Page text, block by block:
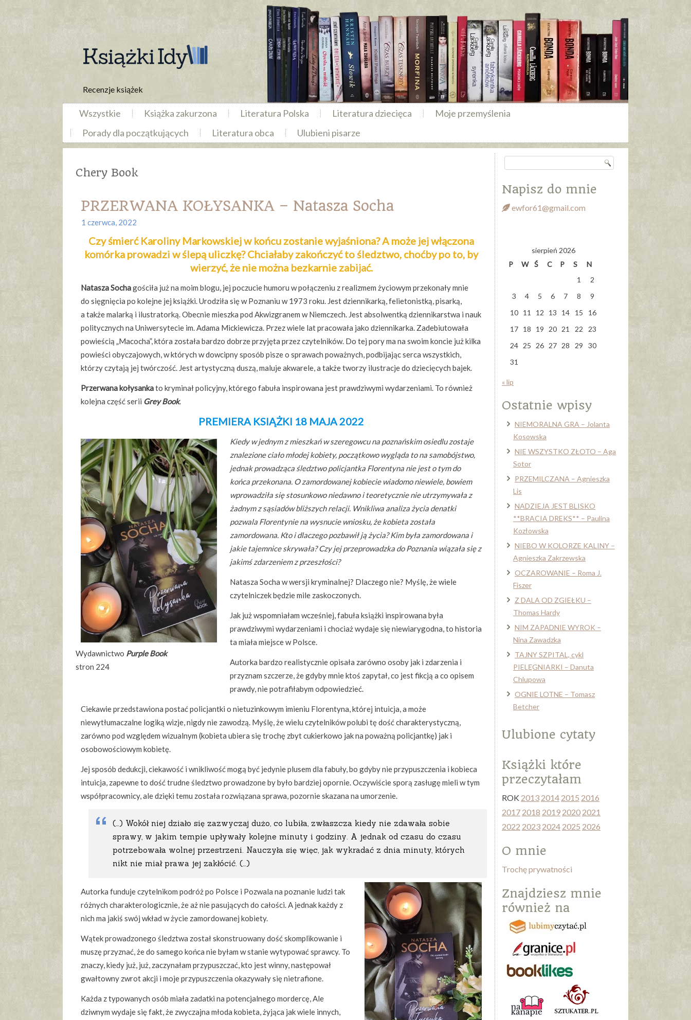
Recenzje książek
Wszystkie Książka zakurzona Literatura Polska Literatura dziecięca
Moje przemyślenia
Porady dla początkujących
Literatura obca Ulubieni pisarze
Chery Book
PRZERWANA KOŁYSANKA – Natasza Socha
1 czerwca, 2022
Czy śmierć Karoliny Markowskiej w końcu zostanie wyjaśniona? A może jej włączona
komórka prowadzi w ślepą uliczkę? Chciałaby zakończyć to śledztwo, choćby po to, by
wierzyć, że nie można bezkarnie zabijać.
Natasza Sochagościła już na moim blogu, jej poczucie humoru w połączeniu z realizmem życiowym przekonały mnie
do sięgnięcia po kolejne jej książki. Urodziła się w Poznaniu w 1973 roku. Jest dziennikarką, felietonistką, pisarką,
a także malarką i ilustratorką. Obecnie mieszka pod Akwizgranem w Niemczech. Jest absolwentką dziennikarstwa i nauk
politycznych na Uniwersytecie im. Adama Mickiewicza. Przez wiele lat pracowała jako dziennikarka. Zadebiutowała
powieścią „Macocha”, która została bardzo dobrze przyjęta przez czytelników. Do tej pory ma na swoim koncie już kilka
powieści obyczajowych, w których w dowcipny sposób pisze o sprawach poważnych, podbijając serca wszystkich,
którzy czytają jej twórczość. Jest artystyczną duszą, maluje akwarele, a także tworzy ilustracje do dziecięcych bajek.
Przerwana kołysankato kryminał policyjny, którego fabuła inspirowana jest prawdziwymi wydarzeniami. To również
kolejna część serii Grey Book.
PREMIERA KSIĄŻKI 18 MAJA 2022
Wydawnictwo Purple Book
stron 224
Kiedy w jednym z mieszkań w szeregowcu na poznańskim osiedlu zostaje
znalezione ciało młodej kobiety, początkowo wygląda to na samobójstwo,
jednak prowadząca śledztwo policjantka Florentyna nie jest o tym do
końca przekonana. O zamordowanej kobiecie wiadomo niewiele, bowiem
wprowadziła się stosunkowo niedawno i teoretycznie nie utrzymywała z
żadnym z sąsiadów bliższych relacji. Wnikliwa analiza życia denatki
pozwala Florentynie na wysnucie wniosku, że kobieta została
zamordowana. Kto i dlaczego pozbawił ją życia? Kim była zamordowana i
jakie tajemnice skrywała? Czy jej przeprowadzka do Poznania wiązała się z
jakimś zdarzeniem z przeszłości?
Natasza Socha w wersji kryminalnej? Dlaczego nie? Myślę, że wiele
czytelniczek będzie mile zaskoczonych.
Jak już wspomniałam wcześniej, fabuła książki inspirowana była
prawdziwymi wydarzeniami i chociaż wydaje się niewiarygodna, to historia
ta miała miejsce w Polsce.
Autorka bardzo realistycznie opisała zarówno osoby jak i zdarzenia i
przyznam szczerze, że gdyby mnie ktoś zapytał, co jest fikcją a co opisem
prawdy, nie potrafiłabym odpowiedzieć.
Ciekawie przedstawiona postać policjantki o nietuzinkowym imieniu Florentyna, której intuicja, a może
niewytłumaczalne logiką wizje, nigdy nie zawodzą. Myślę, że wielu czytelników polubi tę dość charakterystyczną,
zarówno pod względem wizualnym (kobieta ubiera się trochę zbyt cukierkowo jak na poważną policjantkę) jak i
osobowościowym kobietę.
Jej sposób dedukcji, ciekawość i wnikliwość mogą być jedynie plusem dla fabuły, bo gdyby nie przypuszczenia i kobieca
intuicja, zapewne to dość trudne śledztwo prowadzone by było bardziej opornie. Oczywiście sporą zasługę mieli w tym
współpracownicy, ale dzięki temu została rozwiązana sprawa, pozornie skazana na umorzenie.
(…) Wokół niej działo się zazwyczaj dużo, co lubiła, zwłaszcza kiedy nie zdawała sobie
sprawy, w jakim tempie upływały kolejne minuty i godziny. A jednak od czasu do czasu
potrzebowała wolnej przestrzeni. Nauczyła się więc, jak wykradać z dnia minuty, których
nikt nie miał prawa jej zakłócić. (…)
Autorka funduje czytelnikom podróż po Polsce i Pozwala na poznanie ludzi tak
różnych charakterologicznie, że aż nie pasujących do całości. A jednak każdy z
nich ma jakiś swój wkład w życie zamordowanej kobiety.
Wątek prowadzonego śledztwa został skonstruowany dość skomplikowanie i
muszę przyznać, że do samego końca nie byłam w stanie wytypować sprawcy. To
znaczy, kiedy już, już, zaczynałam przypuszczać, kto jest winny, następował
gwałtowny zwrot akcji i moje przypuszczenia okazywały się nietrafione.
Każda z typowanych osób miała zadatki na potencjalnego mordercę, Ale
dziwnym wydaje się fakt, że zwyczajna młoda kobieta, żyjąca jak wiele innych,
Napisz do mnie
ewfor61@gmail.com
sierpień 2026
P
W Ś C P S
N
1
2
3
4 5 6 7 8
9
10
11 12 13 14 15
16
17
18 19 20 21 22
23
24
25 26 27 28 29
30
31
« lip
Ostatnie wpisy
NIEMORALNA GRA – Jolanta
Kosowska
NIE WSZYSTKO ZŁOTO – Aga
Sotor
PRZEMILCZANA – Agnieszka
Lis
NADZIEJA JEST BLISKO
**BRACIA DREKS** – Paulina
Kozłowska
NIEBO W KOLORZE KALINY –
Agnieszka Zakrzewska
OCZAROWANIE – Roma J.
Fiszer
Z DALA OD ZGIEŁKU –
Thomas Hardy
NIM ZAPADNIE WYROK –
Nina Zawadzka
TAJNY SZPITAL, cykl
PIELĘGNIARKI – Danuta
Chlupowa
OGNIE LOTNE – Tomasz
Betcher
Ulubione cytaty
Książki które
przeczytałam
ROK 2013 2014 2015 2016
2017 2018 2019 2020 2021
2022 2023 2024 2025 2026
O mnie
Trochę prywatności
Znajdziesz mnie
również na